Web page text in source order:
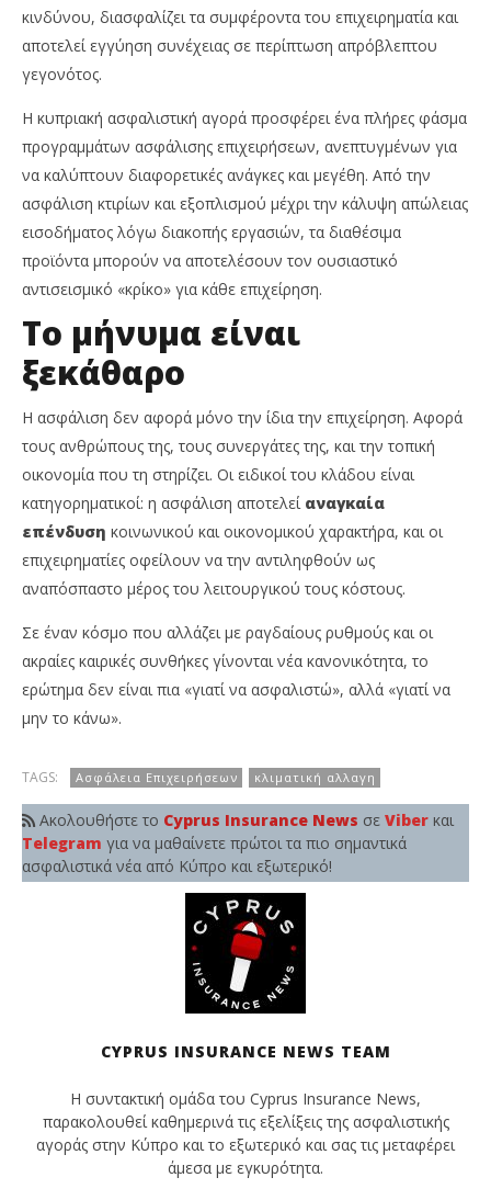
κινδύνου, διασφαλίζει τα συμφέροντα του επιχειρηματία και
αποτελεί εγγύηση συνέχειας σε περίπτωση απρόβλεπτου
γεγονότος.
Η κυπριακή ασφαλιστική αγορά προσφέρει ένα πλήρες φάσμα
προγραμμάτων ασφάλισης επιχειρήσεων, ανεπτυγμένων για
να καλύπτουν διαφορετικές ανάγκες και μεγέθη. Από την
ασφάλιση κτιρίων και εξοπλισμού μέχρι την κάλυψη απώλειας
εισοδήματος λόγω διακοπής εργασιών, τα διαθέσιμα
προϊόντα μπορούν να αποτελέσουν τον ουσιαστικό
αντισεισμικό «κρίκο» για κάθε επιχείρηση.
Το μήνυμα είναι
ξεκάθαρο
Η ασφάλιση δεν αφορά μόνο την ίδια την επιχείρηση. Αφορά
τους ανθρώπους της, τους συνεργάτες της, και την τοπική
οικονομία που τη στηρίζει. Οι ειδικοί του κλάδου είναι
κατηγορηματικοί: η ασφάλιση αποτελείαναγκαία
επένδυση κοινωνικού και οικονομικού χαρακτήρα, και οι
επιχειρηματίες οφείλουν να την αντιληφθούν ως
αναπόσπαστο μέρος του λειτουργικού τους κόστους.
Σε έναν κόσμο που αλλάζει με ραγδαίους ρυθμούς και οι
ακραίες καιρικές συνθήκες γίνονται νέα κανονικότητα, το
ερώτημα δεν είναι πια «γιατί να ασφαλιστώ», αλλά «γιατί να
μην το κάνω».
TAGS: Ασφάλεια Επιχειρήσεων κλιματική αλλαγη
Ακολουθήστε το Cyprus Insurance News σε Viber και
Telegram για να μαθαίνετε πρώτοι τα πιο σημαντικά
ασφαλιστικά νέα από Κύπρο και εξωτερικό!
CYPRUS INSURANCE NEWS TEAM
Η συντακτική ομάδα του Cyprus Insurance News,
παρακολουθεί καθημερινά τις εξελίξεις της ασφαλιστικής
αγοράς στην Κύπρο και το εξωτερικό και σας τις μεταφέρει
άμεσα με εγκυρότητα.